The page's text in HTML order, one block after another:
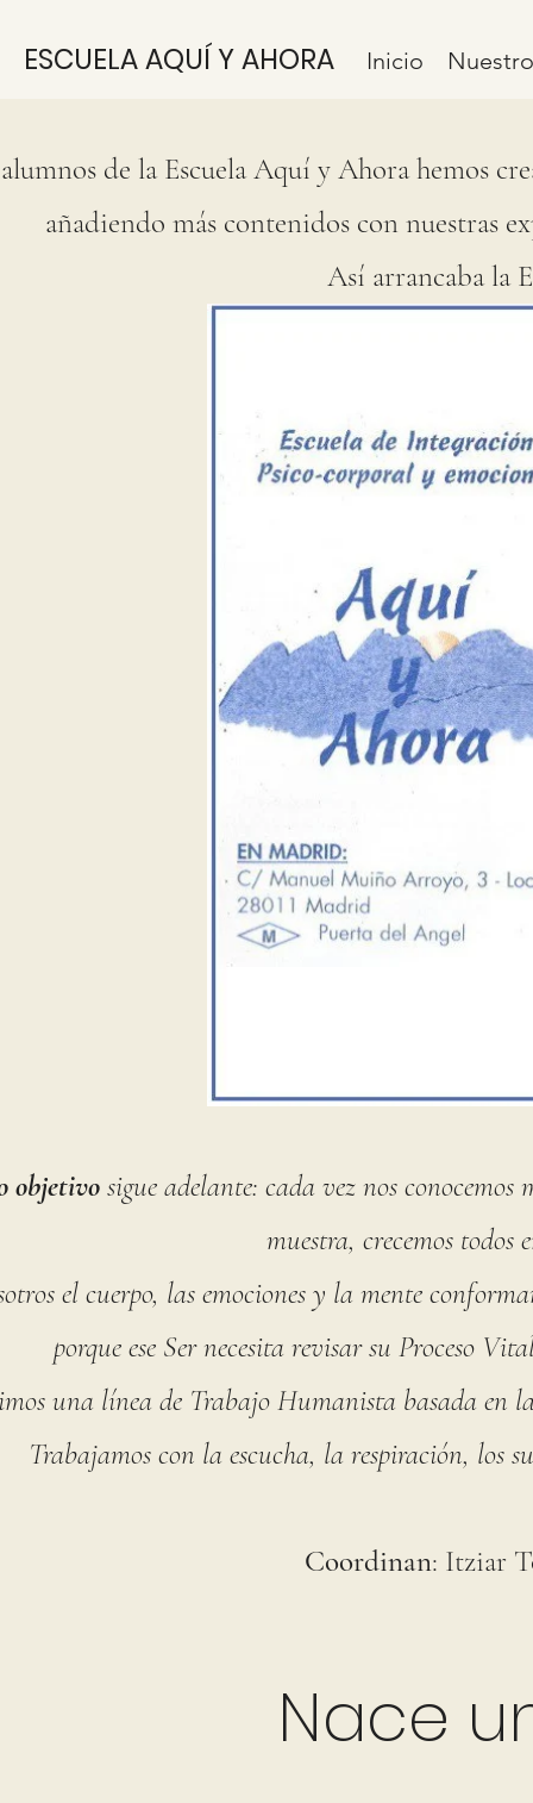
ESCUELA AQUÍ Y AHORA Inicio
de la Escuela Aquí y Ahora hemos
añadiendo más contenidos con nuestras
Así arrancaba la
objetivo sigue adelante: cada vez nos
muestra, crecemos todos
el cuerpo, las emociones y la mente
porque ese Ser necesita revisar su Proceso
una línea de Trabajo Humanista basada en
Trabajamos con la escucha, la respiración, los
Coordinan: Itziar
Nace